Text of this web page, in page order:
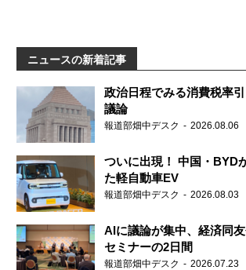
ニュースの新着記事
政治日程でみる消費税率
議論
報道部畑中デスク 2026.08.06
ついに出現！ 中国・BYD
た軽自動車EV
報道部畑中デスク 2026.08.03
AIに議論が集中、経済同
セミナーの2日間
報道部畑中デスク 2026.07.23